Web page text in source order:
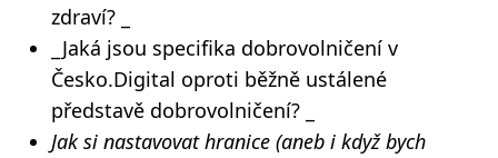
zdraví? _
_Jaká jsou specifika dobrovolničení v
Česko.Digital oproti běžně ustálené
představě dobrovolničení? _
Jak si nastavovat hranice (aneb i když bych